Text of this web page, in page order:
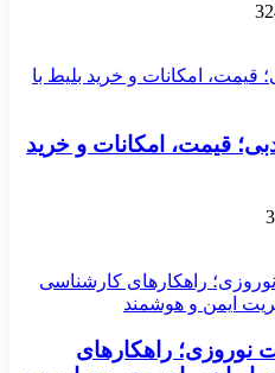
قیمت، امکانات و خرید
نوروزی؛ راهکارهای